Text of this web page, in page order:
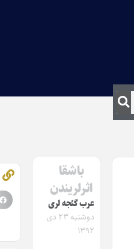
باشقا
اثرلریندن
عرب گئجه ‎لری
دوشنبه ۲۳ دی
۱۳۹۲